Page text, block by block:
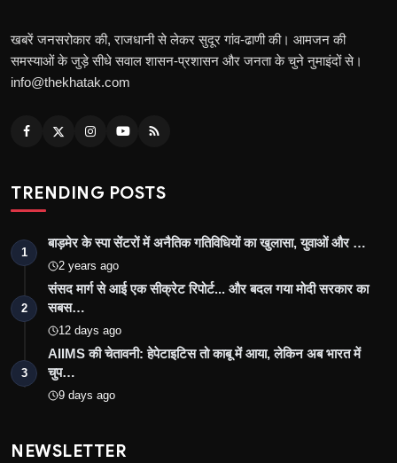
खबरें जनसरोकार की, राजधानी से लेकर सुदूर गांव-ढाणी की। आमजन की
समस्याओं के जुड़े सीधे सवाल शासन-प्रशासन और जनता के चुने नुमाइंदों से।
info@thekhatak.com
TRENDING POSTS
1
बाड़मेर के स्पा सेंटरों में अनैतिक गतिविधियों का खुलासा, युवाओं और …
2 years ago
2
संसद मार्ग से आई एक सीक्रेट रिपोर्ट... और बदल गया मोदी सरकार का
सबस…
12 days ago
3
AIIMS की चेतावनी: हेपेटाइटिस तो काबू में आया, लेकिन अब भारत में
चुप…
9 days ago
NEWSLETTER